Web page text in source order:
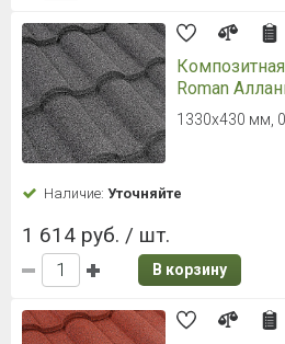
Roman
1330х430 мм,
Наличие: Уточняйте
1 614 руб. / шт.
В корзину